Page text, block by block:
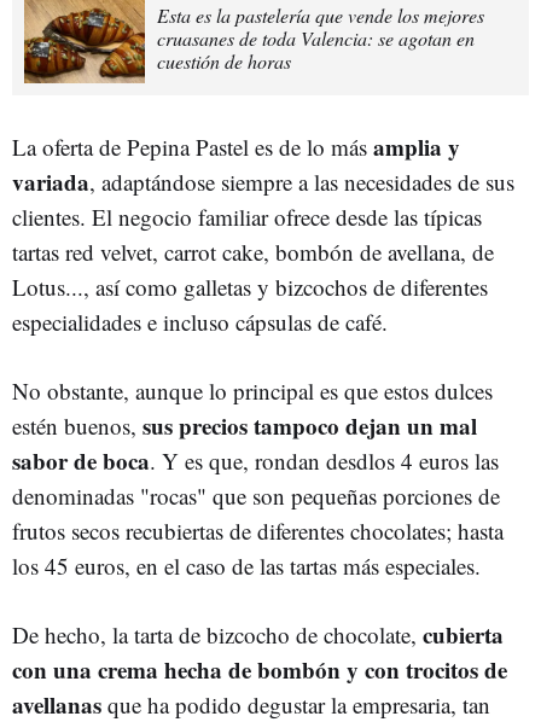
Esta es la pastelería que vende los mejores
cruasanes de toda Valencia: se agotan en
cuestión de horas
La oferta de Pepina Pastel es de lo más amplia y
variada, adaptándose siempre a las necesidades de sus
clientes. El negocio familiar ofrece desde las típicas
tartas red velvet, carrot cake, bombón de avellana, de
Lotus..., así como galletas y bizcochos de diferentes
especialidades e incluso cápsulas de café.
No obstante, aunque lo principal es que estos dulces
estén buenos, sus precios tampoco dejan un mal
sabor de boca. Y es que, rondan desdlos 4 euros las
denominadas "rocas" que son pequeñas porciones de
frutos secos recubiertas de diferentes chocolates; hasta
los 45 euros, en el caso de las tartas más especiales.
De hecho, la tarta de bizcocho de chocolate, cubierta
con una crema hecha de bombón y con trocitos de
avellanas que ha podido degustar la empresaria, tan